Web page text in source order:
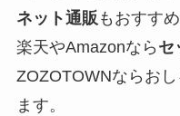
ネット通販 もおすすめ
楽天やAmazonなら セ
ZOZOTOWNならお
ます。